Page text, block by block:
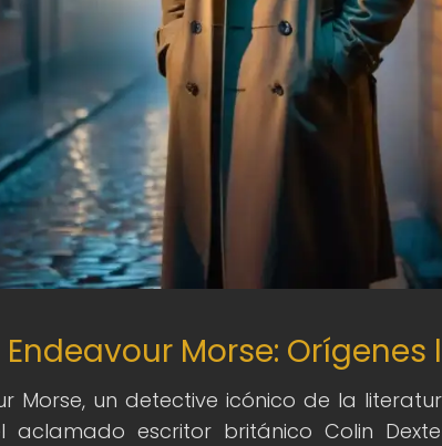
Morse: Orígenes
Morse, un detective icónico de la
escritor británico Colin